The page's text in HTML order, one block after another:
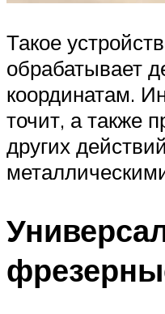
Такое
обрабатывает
координатам.
точит, а также
других